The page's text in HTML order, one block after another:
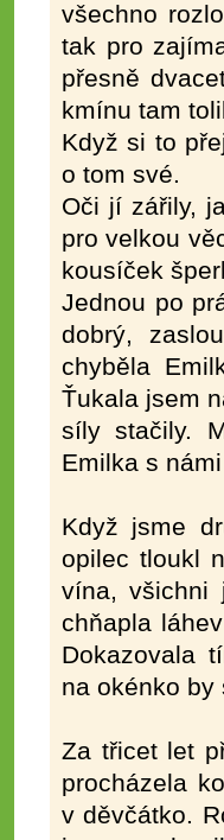
všechno
tak pro
přesně
kmínu tam
Když si to
o tom své.
Oči jí zářily,
pro velkou
kousíček
Jednou po
dobrý,
chyběla
Ťukala jsem
síly stačily.
Emilka s
Když jsme
opilec tloukl
vína, všichni
chňapla
Dokazovala
na okénko
Za třicet let
procházela
v děvčátko.